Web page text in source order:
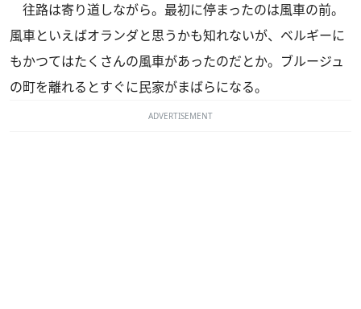
往路は寄り道しながら。最初に停まったのは風車の前。
風車といえばオランダと思うかも知れないが、ベルギーに
もかつてはたくさんの風車があったのだとか。ブルージュ
の町を離れるとすぐに民家がまばらになる。
ADVERTISEMENT